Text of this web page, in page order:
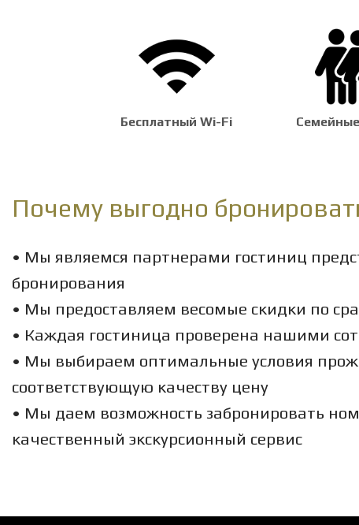
Бесплатный Wi-Fi
Почему выгодно
• Мы являемся партнерами гостиниц
бронирования
• Мы предоставляем весомые скидки по
• Каждая гостиница проверена нашими
• Мы выбираем оптимальные условия
соответствующую качеству цену
• Мы даем возможность забронировать
качественный экскурсионный сервис